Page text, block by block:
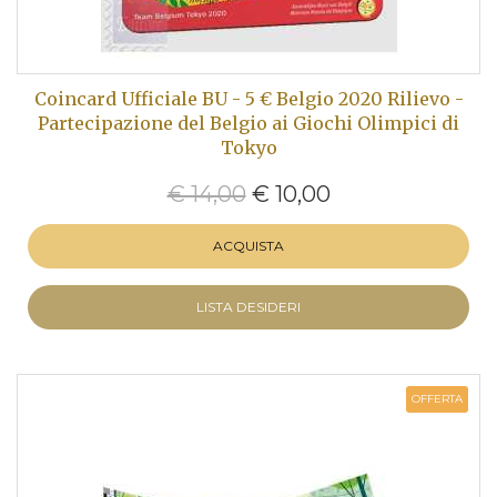
Coincard Ufficiale BU - 5 € Belgio 2020 Rilievo -
Partecipazione del Belgio ai Giochi Olimpici di
Tokyo
€ 14,00€ 10,00
ACQUISTA
LISTA DESIDERI
OFFERTA